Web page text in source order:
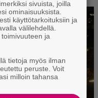
sivuista, joilla
ominaisuuksista.
käyttötarkoituksiin ja
välilehdellä.
ja
tietoja myös ilman
peruste. Voit
milloin tahansa